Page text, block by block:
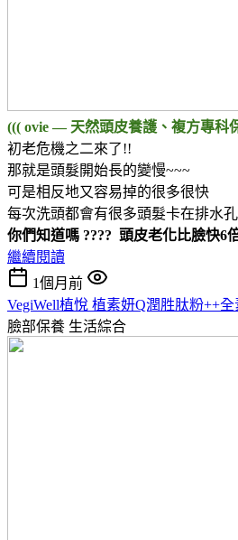
((( ovie — 天然頭皮養護、複方專科
初老危機之二來了!!
那就是頭髮開始長的變慢~~~
可是相反地又容易掉的很多很快
每次洗頭都會有很多頭髮卡在排水
你們知道嗎 ???? 頭皮老化比臉快6
繼續閱讀
1個月前
VegiWell植悅 植素妍Q潤胜肽粉++
臉部保養 生活綜合